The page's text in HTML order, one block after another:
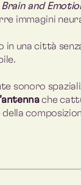
Brain and
immagini
in una città
sonoro
che